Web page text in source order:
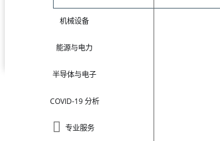
机械设备
能源与电力
半导体与电子
COVID-19 分析
专业服务